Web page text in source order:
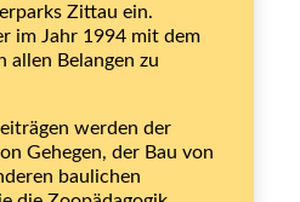
Zittau ein.
im Jahr 1994 mit dem
allen Belangen zu
werden der
Gehegen, der Bau von
baulichen